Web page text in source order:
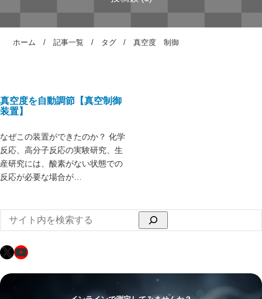
ホーム 記事一覧 タグ 真空度 制御
真空度を自動調節【真空制御
装置】
なぜこの装置ができたのか？ 化学
反応、高分子反応の実験研究、生
産研究には、酸素がない状態での
反応が必要な場合が…
検
索
X YouTube